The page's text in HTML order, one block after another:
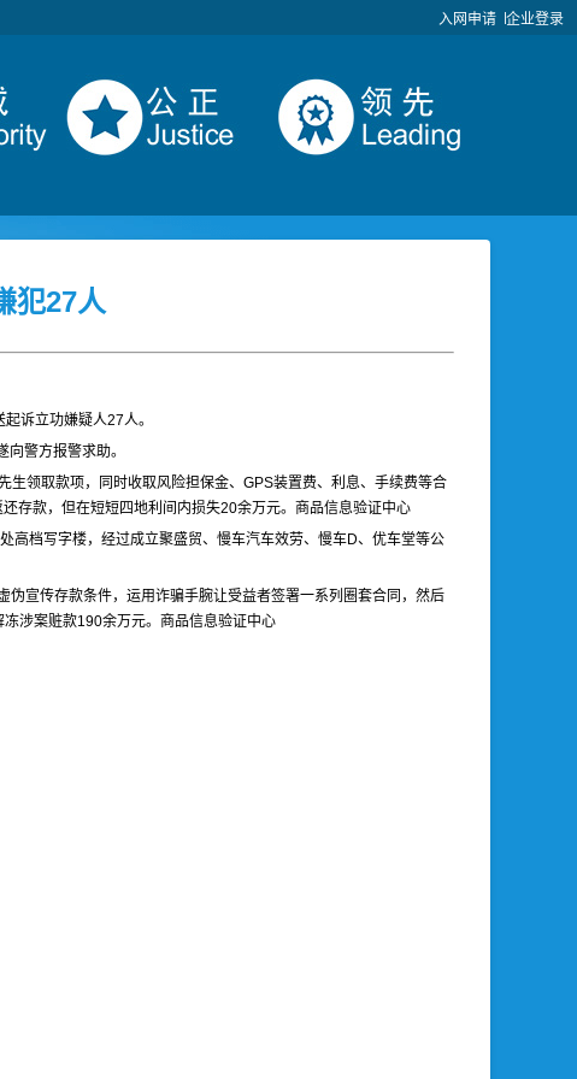
入网申请 企业登录
犯27人
诉立功嫌疑人27人。
警方报警求助。
生领取款项，同时收取风险担保金、GPS装置费、利息、手续费等合
存款，但在短短四地利间内损失20余万元。商品信息验证中心
高档写字楼，经过成立聚盛贸、慢车汽车效劳、慢车D、优车堂等公
伪宣传存款条件，运用诈骗手腕让受益者签署一系列圈套合同，然后
涉案赃款190余万元。商品信息验证中心